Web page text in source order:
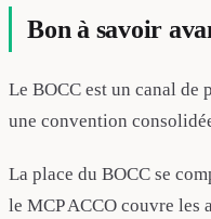
Bon à savoir
Le BOCC est un canal de
une convention
La place du BOCC se
le MCP ACCO couvre les